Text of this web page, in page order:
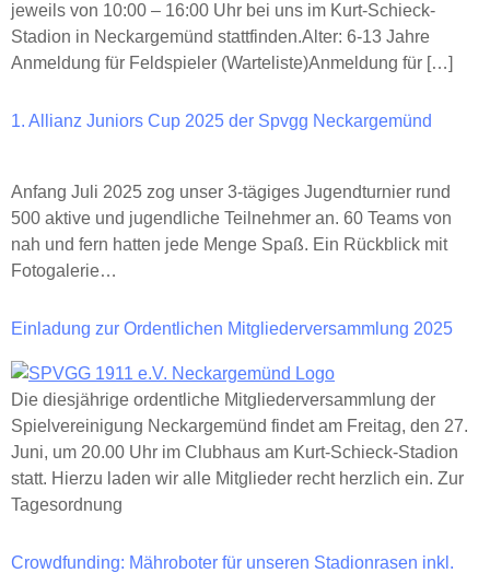
jeweils von 10:00 – 16:00 Uhr bei uns im Kurt-Schieck-
Stadion in Neckargemünd stattfinden.Alter: 6-13 Jahre
Anmeldung für Feldspieler (Warteliste)Anmeldung für […]
1. Allianz Juniors Cup 2025 der Spvgg Neckargemünd
Anfang Juli 2025 zog unser 3-tägiges Jugendturnier rund
500 aktive und jugendliche Teilnehmer an. 60 Teams von
nah und fern hatten jede Menge Spaß. Ein Rückblick mit
Fotogalerie…
Einladung zur Ordentlichen Mitgliederversammlung 2025
Die diesjährige ordentliche Mitgliederversammlung der
Spielvereinigung Neckargemünd findet am Freitag, den 27.
Juni, um 20.00 Uhr im Clubhaus am Kurt-Schieck-Stadion
statt. Hierzu laden wir alle Mitglieder recht herzlich ein. Zur
Tagesordnung
Crowdfunding: Mähroboter für unseren Stadionrasen inkl.